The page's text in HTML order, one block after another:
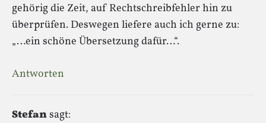
gehörig die Zeit, auf Rechtschreibfehler hin zu
überprüfen. Deswegen liefere auch ich gerne zu:
„…ein schöne Übersetzung dafür…“.
Antworten
Stefansagt: